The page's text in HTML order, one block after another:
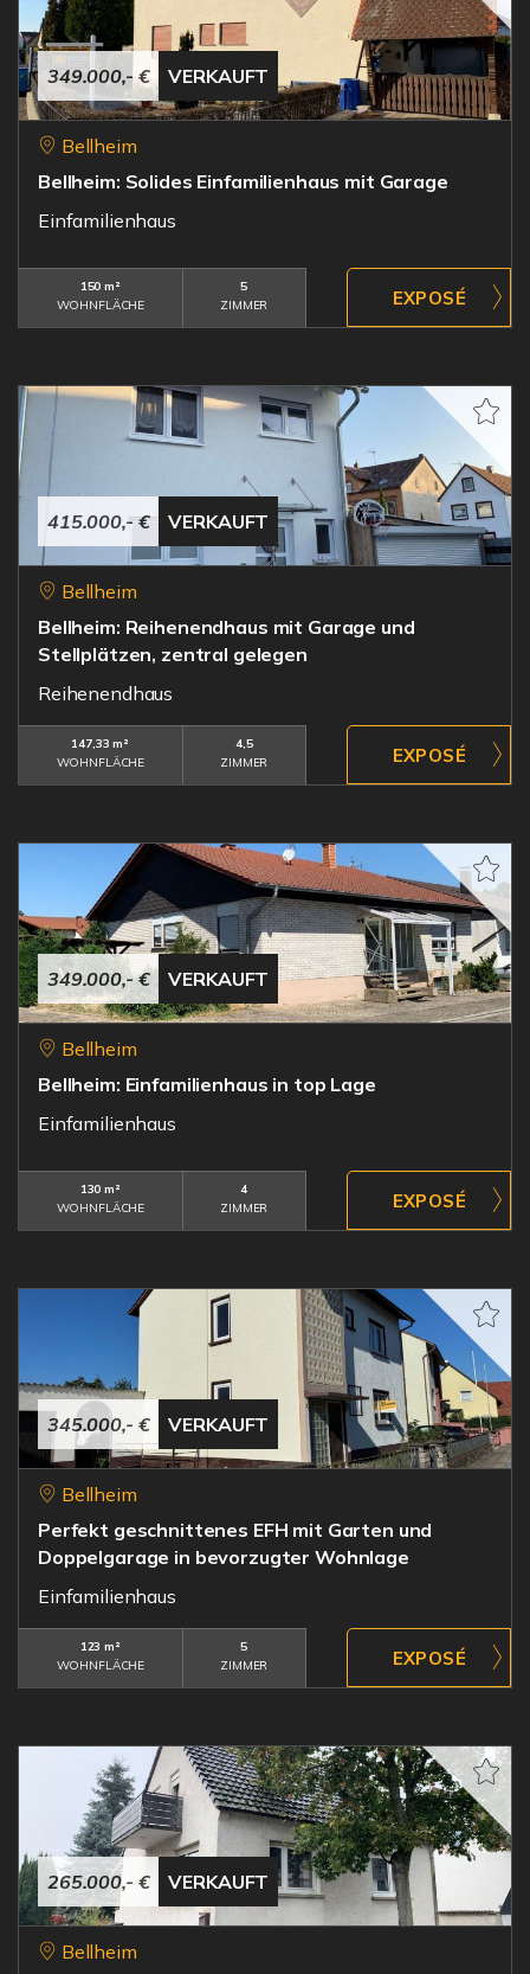
349.000,- € VERKAUFT
Bellheim
Bellheim: Solides Einfamilienhaus mit Garage
Einfamilienhaus
150 m²
WOHNFLÄCHE
5
ZIMMER
415.000,- € VERKAUFT
Bellheim
Bellheim: Reihenendhaus mit Garage und
Stellplätzen, zentral gelegen
Reihenendhaus
147,33 m²
WOHNFLÄCHE
4,5
ZIMMER
349.000,- € VERKAUFT
Bellheim
Bellheim: Einfamilienhaus in top Lage
Einfamilienhaus
130 m²
WOHNFLÄCHE
4
ZIMMER
345.000,- € VERKAUFT
Bellheim
Perfekt geschnittenes EFH mit Garten und
Doppelgarage in bevorzugter Wohnlage
Einfamilienhaus
123 m²
WOHNFLÄCHE
5
ZIMMER
265.000,- € VERKAUFT
Bellheim